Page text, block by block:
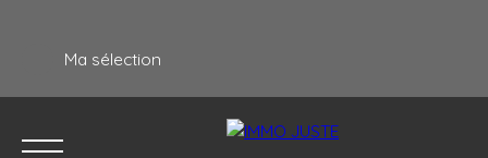
Ma sélection